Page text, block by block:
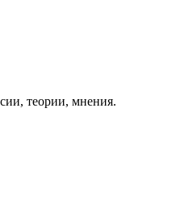
теории, мнения.